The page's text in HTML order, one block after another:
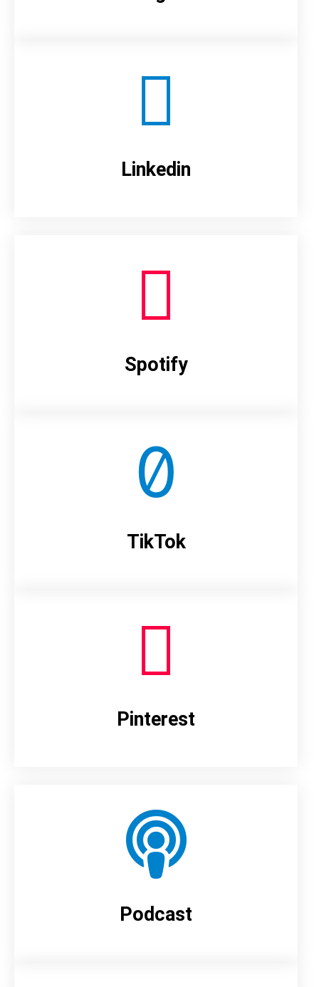
Linkedin
Spotify
TikTok
Pinterest
Podcast